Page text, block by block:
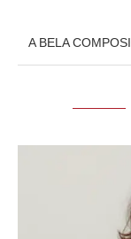
A BELA